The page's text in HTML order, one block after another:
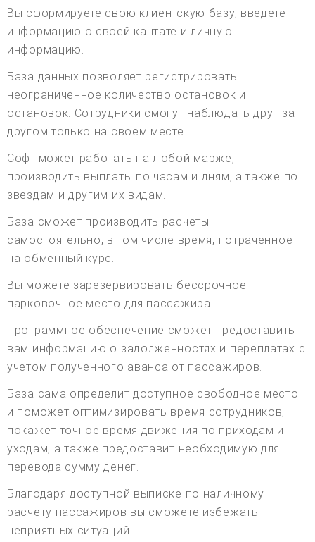
Вы сформируете свою клиентскую базу, введете
информацию о своей кантате и личную
информацию.
База данных позволяет регистрировать
неограниченное количество остановок и
остановок. Сотрудники смогут наблюдать друг за
другом только на своем месте.
Софт может работать на любой марже,
производить выплаты по часам и дням, а также по
звездам и другим их видам.
База сможет производить расчеты
самостоятельно, в том числе время, потраченное
на обменный курс.
Вы можете зарезервировать бессрочное
парковочное место для пассажира.
Программное обеспечение сможет предоставить
вам информацию о задолженностях и переплатах с
учетом полученного аванса от пассажиров.
База сама определит доступное свободное место
и поможет оптимизировать время сотрудников,
покажет точное время движения по приходам и
уходам, а также предоставит необходимую для
перевода сумму денег.
Благодаря доступной выписке по наличному
расчету пассажиров вы сможете избежать
неприятных ситуаций.